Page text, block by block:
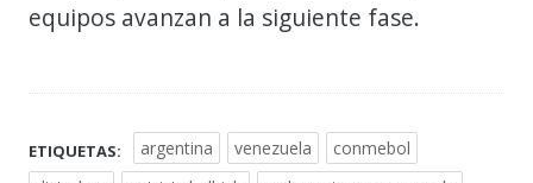
equipos avanzan a la siguiente fase.
ETIQUETAS: argentina venezuela
conmebol